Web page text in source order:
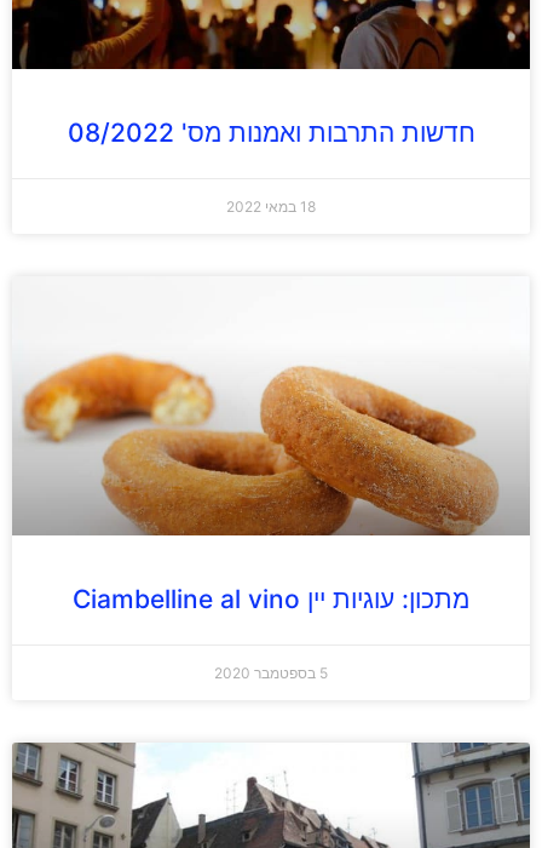
חדשות התרבות ואמנות מס' 08/2022
18 במאי 2022
מתכון: עוגיות יין Ciambelline al vino
5 בספטמבר 2020